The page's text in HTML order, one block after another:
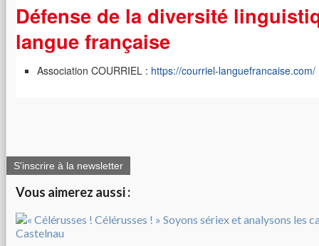
Défense de la diversité
langue française
Association COURRIEL : https://courriel-languefrancaise.com/
S'inscrire à la newsletter
Vous aimerez aussi :